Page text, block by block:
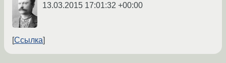
13.03.2015 17:01:32 +00:00
Ссылка